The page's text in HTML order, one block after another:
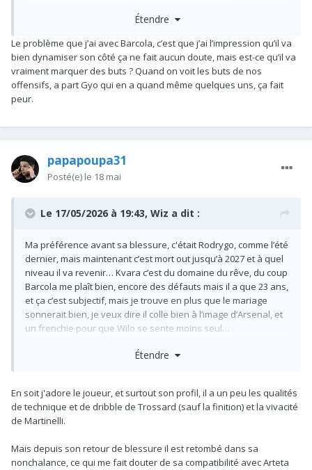
Et puis on signerait un top 3 à son poste
Étendre
Le problème que j’ai avec Barcola, c’est que j’ai l’impression qu’il va
bien dynamiser son côté ça ne fait aucun doute, mais est-ce qu’il va
vraiment marquer des buts ? Quand on voit les buts de nos
offensifs, a part Gyo qui en a quand même quelques uns, ça fait
peur.
papapoupa31
Posté(e) le 18 mai
Le 17/05/2026 à 19:43, Wiz a dit :
Ma préférence avant sa blessure, c'était Rodrygo, comme l’été
dernier, mais maintenant c’est mort out jusqu’à 2027 et à quel
niveau il va revenir… Kvara c’est du domaine du rêve, du coup
Barcola me plaît bien, encore des défauts mais il a que 23 ans,
et ça c’est subjectif, mais je trouve en plus que le mariage
sonnerait bien, je veux dire il colle bien à l’image d’Arsenal, et
un frenchie pour que Wilo se sente moins seul…
Et puis on signerait un top 3 à son poste
Étendre
En soit j'adore le joueur, et surtout son profil, il a un peu les qualités
de technique et de dribble de Trossard (sauf la finition) et la vivacité
de Martinelli.
Mais depuis son retour de blessure il est retombé dans sa
nonchalance, ce qui me fait douter de sa compatibilité avec Arteta